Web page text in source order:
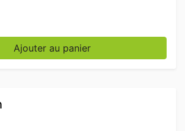
de congélation Coreco Premium
Ajouter au panier